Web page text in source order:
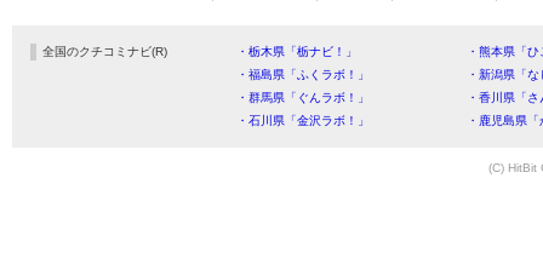
全国のクチコミナビ(R) ・栃木県「栃ナビ！」
・熊本県「
・福島県「ふくラボ！」
・新潟県「
・群馬県「ぐんラボ！」
・香川県「
・石川県「金沢ラボ！」
・鹿児島県
(C) HitBit